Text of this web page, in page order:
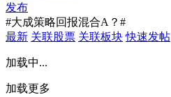
发布
#大成策略回报混合A？#
最新 关联股票 关联板块 快速发帖
加载中...
加载更多